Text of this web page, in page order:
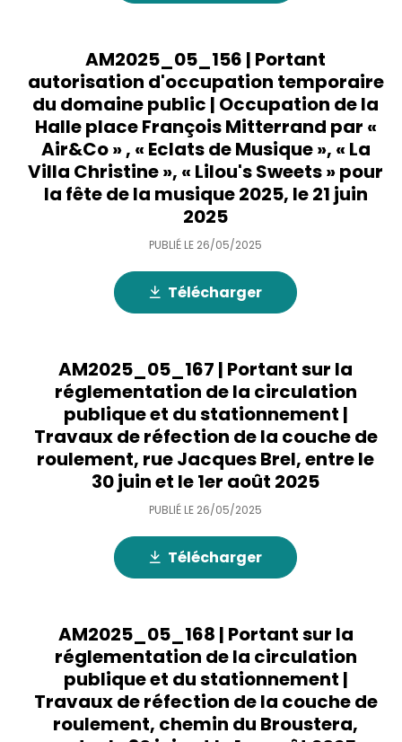
AM2025_05_156 | Portant
autorisation d'occupation temporaire
du domaine public | Occupation de la
Halle place François Mitterrand par «
Air&Co » , « Eclats de Musique », « La
Villa Christine », « Lilou's Sweets » pour
la fête de la musique 2025, le 21 juin
2025
PUBLIÉ LE 26/05/2025
Télécharger
AM2025_05_167 | Portant sur la
réglementation de la circulation
publique et du stationnement |
Travaux de réfection de la couche de
roulement, rue Jacques Brel, entre le
30 juin et le 1er août 2025
PUBLIÉ LE 26/05/2025
Télécharger
AM2025_05_168 | Portant sur la
réglementation de la circulation
publique et du stationnement |
Travaux de réfection de la couche de
roulement, chemin du Broustera,